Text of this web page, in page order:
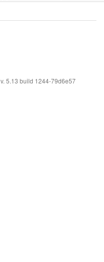
v. 5.13 build 1244-79d6e57